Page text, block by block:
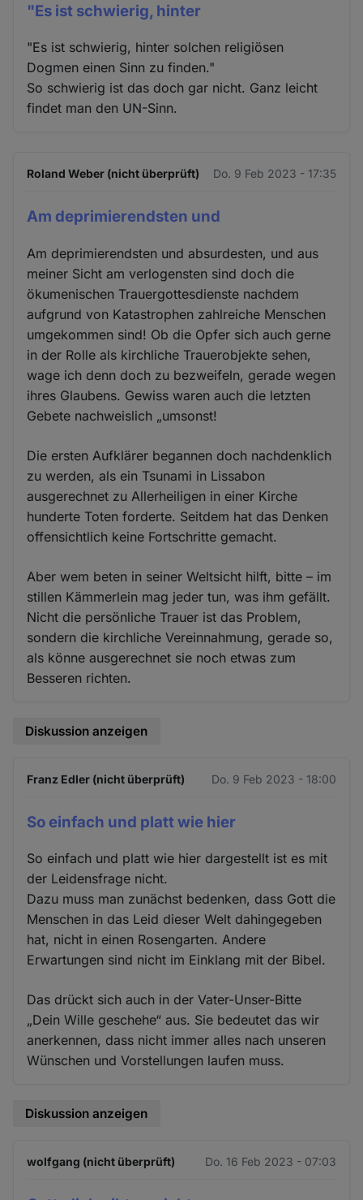
"Es ist schwierig, hinter
"Es ist schwierig, hinter solchen religiösen
Dogmen einen Sinn zu finden."
So schwierig ist das doch gar nicht. Ganz leicht
findet man den UN-Sinn.
Roland Weber (nicht überprüft) Do. 9 Feb 2023 - 17:35
Am deprimierendsten und
Am deprimierendsten und absurdesten, und aus
meiner Sicht am verlogensten sind doch die
ökumenischen Trauergottesdienste nachdem
aufgrund von Katastrophen zahlreiche Menschen
umgekommen sind! Ob die Opfer sich auch gerne
in der Rolle als kirchliche Trauerobjekte sehen,
wage ich denn doch zu bezweifeln, gerade wegen
ihres Glaubens. Gewiss waren auch die letzten
Gebete nachweislich „umsonst!
Die ersten Aufklärer begannen doch nachdenklich
zu werden, als ein Tsunami in Lissabon
ausgerechnet zu Allerheiligen in einer Kirche
hunderte Toten forderte. Seitdem hat das Denken
offensichtlich keine Fortschritte gemacht.
Aber wem beten in seiner Weltsicht hilft, bitte – im
stillen Kämmerlein mag jeder tun, was ihm gefällt.
Nicht die persönliche Trauer ist das Problem,
sondern die kirchliche Vereinnahmung, gerade so,
als könne ausgerechnet sie noch etwas zum
Besseren richten.
Diskussion anzeigen
Franz Edler (nicht überprüft) Do. 9 Feb 2023 - 18:00
So einfach und platt wie hier
So einfach und platt wie hier dargestellt ist es mit
der Leidensfrage nicht.
Dazu muss man zunächst bedenken, dass Gott die
Menschen in das Leid dieser Welt dahingegeben
hat, nicht in einen Rosengarten. Andere
Erwartungen sind nicht im Einklang mit der Bibel.
Das drückt sich auch in der Vater-Unser-Bitte
„Dein Wille geschehe“ aus. Sie bedeutet das wir
anerkennen, dass nicht immer alles nach unseren
Wünschen und Vorstellungen laufen muss.
Diskussion anzeigen
wolfgang (nicht überprüft) Do. 16 Feb 2023 - 07:03